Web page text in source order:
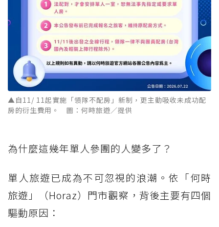
▲自11/ 11起實施「領隊不配房」新制，更主動吸收未成功配
房的衍生費用。 圖：何時旅遊／提供
為什麼這幾年單人參團的人變多了？
單人旅遊已成為不可忽視的浪潮。依「何時
旅遊」（Horaz）門市觀察，背後主要有四個
驅動原因：